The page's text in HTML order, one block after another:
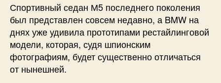
Спортивный седан М5 последнего поколения
был представлен совсем недавно, а BMW на
днях уже удивила прототипами рестайлинговой
модели, которая, судя шпионским
фотографиям, будет существенно отличаться
от нынешней.